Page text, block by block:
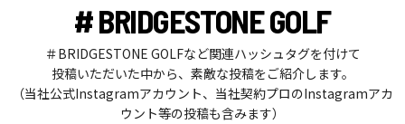
# BRIDGESTONE GOLF
＃BRIDGESTONE GOLFなど関連ハッシュタグを付けて
投稿いただいた中から、素敵な投稿をご紹介します。
（当社公式Instagramアカウント、当社契約プロのInstagramアカ
ウント等の投稿も含みます）